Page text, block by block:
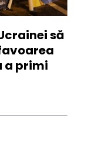
să
a primi